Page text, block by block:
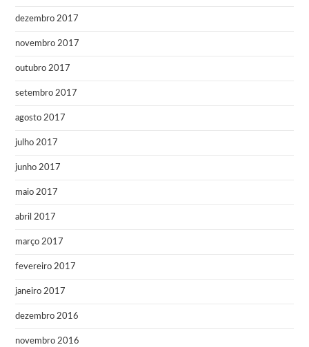
dezembro 2017
novembro 2017
outubro 2017
setembro 2017
agosto 2017
julho 2017
junho 2017
maio 2017
abril 2017
março 2017
fevereiro 2017
janeiro 2017
dezembro 2016
novembro 2016